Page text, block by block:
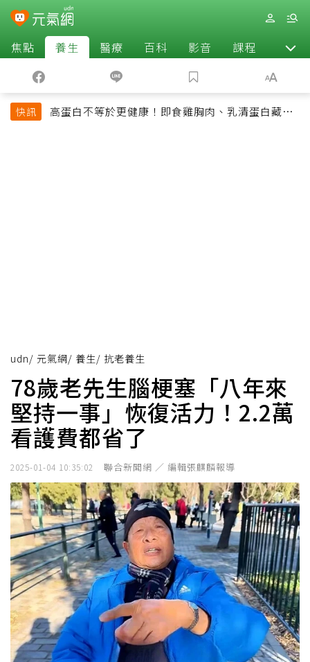
焦點 養生 醫療 百科 影音 課程 退休
快訊
高蛋白不等於更健康！即食雞胸肉、乳清蛋白藏陷
udn/ 元氣網/ 養生/ 抗老養生
78歲老先生腦梗塞「八年來
堅持一事」恢復活力！2.2萬
看護費都省了
2025-01-04 10:35:02 聯合新聞網 ／ 編輯張麒麟報導